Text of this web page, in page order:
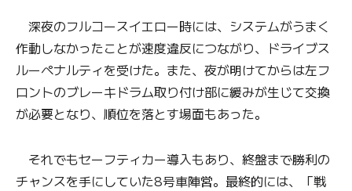
深夜のフルコースイエロー時には、システムがうまく
作動しなかったことが速度違反につながり、ドライブス
ルーペナルティを受けた。また、夜が明けてからは左フ
ロントのブレーキドラム取り付け部に緩みが生じて交換
が必要となり、順位を落とす場面もあった。
それでもセーフティカー導入もあり、終盤まで勝利の
チャンスを手にしていた8号車陣営。最終的には、「戦